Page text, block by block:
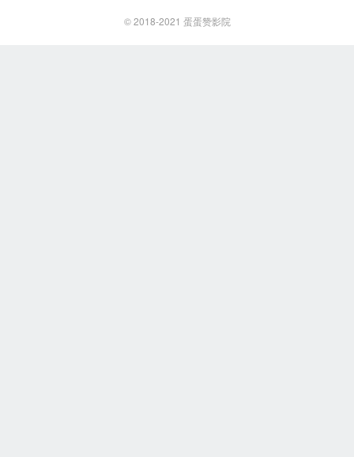
© 2018-2021 蛋蛋赞影院